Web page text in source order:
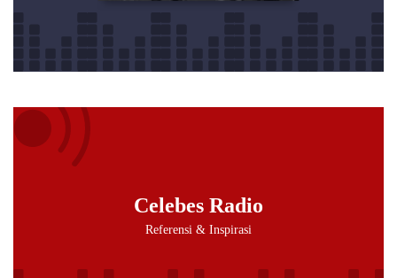
Celebes Radio
Referensi & Inspirasi
Audio
Player